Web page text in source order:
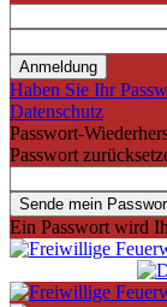
Haben Sie Ihr
Datenschutz
Passwort-
Passwort
Ein Passwort wird